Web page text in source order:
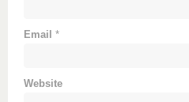
Email *
Website